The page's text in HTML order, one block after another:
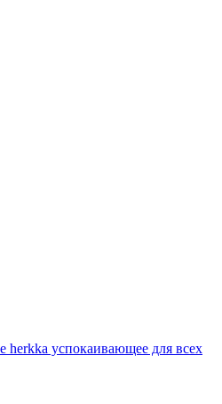
успокаивающее для всех